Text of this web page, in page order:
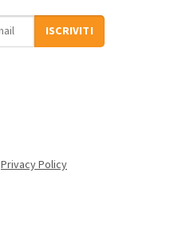
ISCRIVITI
Privacy Policy